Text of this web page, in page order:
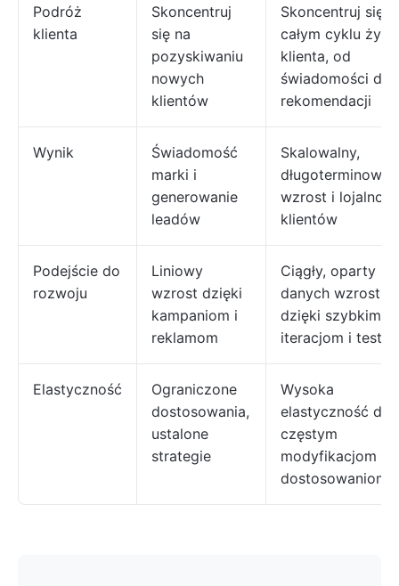
Podróż
klienta
Skoncentruj
się na
pozyskiwaniu
nowych
klientów
Skoncentruj się
całym cyklu
klienta, od
świadomości do
rekomendacji
Wynik
Świadomość
marki i
generowanie
leadów
Skalowalny,
długoterminowy
wzrost i lojalność
klientów
Podejście do
rozwoju
Liniowy
wzrost dzięki
kampaniom i
reklamom
Ciągły, oparty na
danych wzrost
dzięki szybkim
iteracjom i
Elastyczność
Ograniczone
dostosowania,
ustalone
strategie
Wysoka
elastyczność
częstym
modyfikacjom i
dostosowaniom